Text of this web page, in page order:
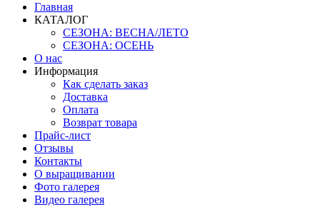
Главная
КАТАЛОГ
СЕЗОНА: ВЕСНА/ЛЕТО
СЕЗОНА: ОСЕНЬ
О нас
Информация
Как сделать заказ
Доставка
Оплата
Возврат товара
Прайс-лист
Отзывы
Контакты
О выращивании
Фото галерея
Видео галерея